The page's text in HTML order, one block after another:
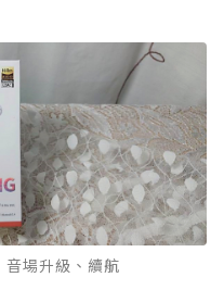
場升級、續航